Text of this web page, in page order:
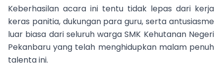
Keberhasilan acara ini tentu tidak lepas dari kerja
keras panitia, dukungan para guru, serta antusiasme
luar biasa dari seluruh warga SMK Kehutanan Negeri
Pekanbaru yang telah menghidupkan malam penuh
talenta ini.